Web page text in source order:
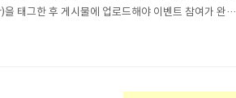
태그한 후 게시물에 업로드해야 이벤트 참여가 완료